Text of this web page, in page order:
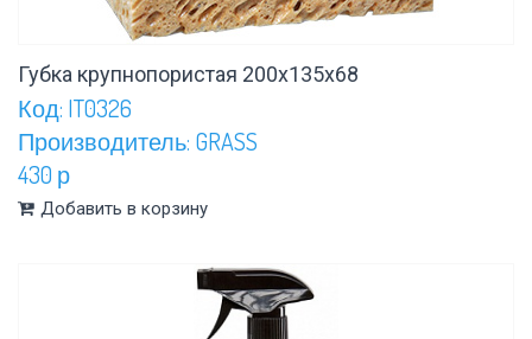
Губка крупнопористая 200х135х68
Код: IT0326
Производитель: GRASS
430 р
Добавить в корзину